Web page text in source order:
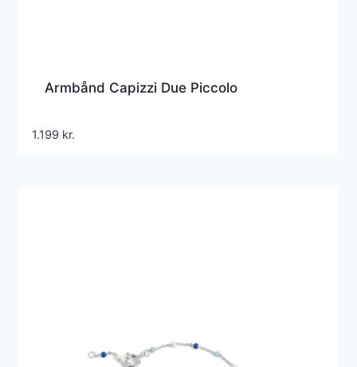
Armbånd Capizzi Due Piccolo
1.199 kr.